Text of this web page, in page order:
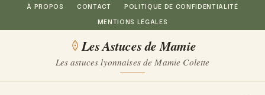
Aller
au
À PROPOS CONTACT POLITIQUE DE CONFIDENTIALITÉ
MENTIONS LÉGALES
Les Astuces de Mamie
Les astuces lyonnaises de Mamie Colette